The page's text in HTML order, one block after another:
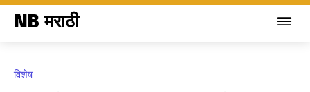
NB मराठी
विशेष